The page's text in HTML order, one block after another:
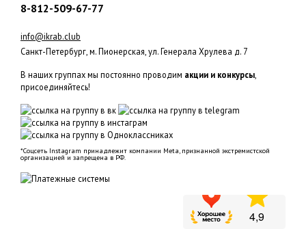
8-812-509-67-77
info@ikrab.club
Санкт-Петербург, м. Пионерская, ул. Генерала Хрулева д. 7
В наших группах мы постоянно проводим акции и конкурсы
присоединяйтесь!
*Соцсеть Instagram принадлежит компании Meta, признанной экстремистской
организацией и запрещена в РФ.